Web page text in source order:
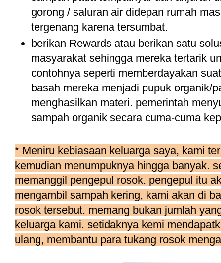
gorong / saluran air didepan rumah
tergenang karena tersumbat.
berikan Rewards atau berikan satu
masyarakat sehingga mereka tertarik
contohnya seperti memberdayakan
basah mereka menjadi pupuk organik/
menghasilkan materi. pemerintah
sampah organik secara cuma-cuma
* Meniru kebiasaan keluarga saya, kami
kemudian menumpuknya hingga banyak.
memanggil pengepul rosok. pengepul itu
mengambil sampah kering, kami akan di
rosok tersebut. memang bukan jumlah
keluarga kami. setidaknya kemi
ulang, membantu para tukang rosok